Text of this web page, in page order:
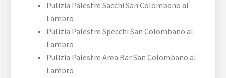
Pulizia Palestre Sacchi San Colombano al
Lambro
Pulizia Palestre Specchi San Colombano al
Lambro
Pulizia Palestre Area Bar San Colombano al
Lambro